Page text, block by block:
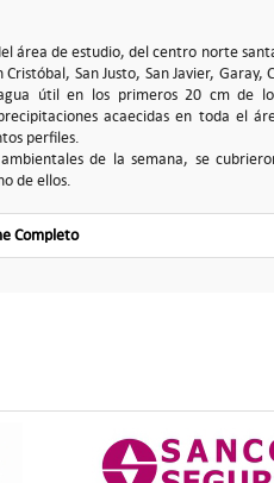
área de estudio, del centro norte
San Justo, San Javier,
útil en los primeros 20 cm de
acaecidas en toda el
perfiles.
de la semana, se
de ellos.
Completo